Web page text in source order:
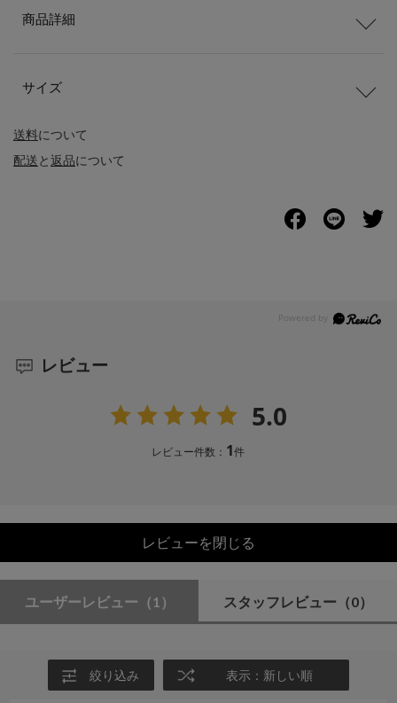
送料について
配送と返品について
商品詳細
サイズ
レビュー
5.0
レビュー件数： 1件
レビューを閉じる
ユーザーレビュー （1） スタッフレビュー （0）
絞り込み 表示：新しい順